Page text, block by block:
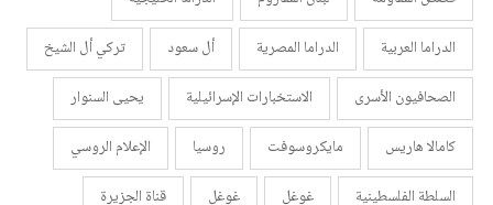
الدراما العربية
الدراما المصرية أل سعود
تركي أل الشيخ
الصحافيون الأسرى
الاستخبارات الإسرائيلية
يحيى السنوار
كامالا هاريس
مايكروسوفت روسيا
الإعلام الروسي
السلطة الفلسطينية
غوغل غوغل قناة الجزيرة